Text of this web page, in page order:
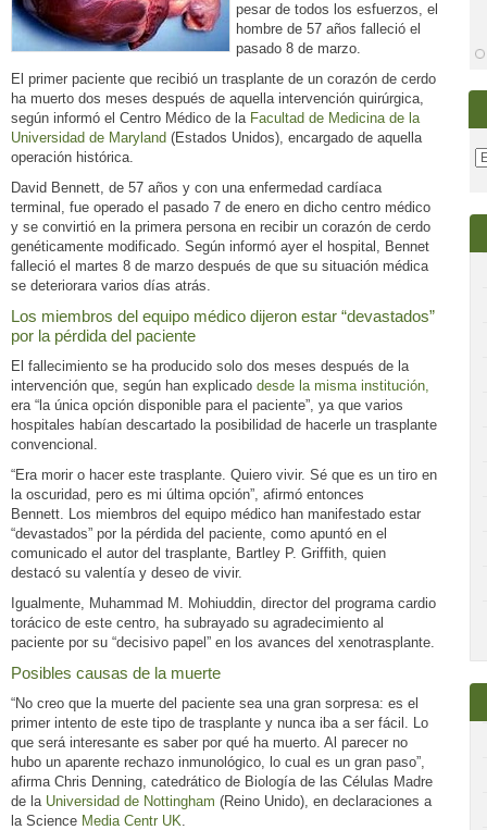
pesar de todos los esfuerzos, el
hombre de 57 años falleció el
pasado 8 de marzo.
El primer paciente que recibió un trasplante de un corazón de cerdo
ha muerto dos meses después de aquella intervención quirúrgica,
según informó el Centro Médico de la Facultad de Medicina de la
Universidad de Maryland (Estados Unidos), encargado de aquella
operación histórica.
David Bennett, de 57 años y con una enfermedad cardíaca
terminal, fue operado el pasado 7 de enero en dicho centro médico
y se convirtió en la primera persona en recibir un corazón de cerdo
genéticamente modificado. Según informó ayer el hospital, Bennet
falleció el martes 8 de marzo después de que su situación médica
se deteriorara varios días atrás.
Los miembros del equipo médico dijeron estar “devastados”
por la pérdida del paciente
El fallecimiento se ha producido solo dos meses después de la
intervención que, según han explicado desde la misma institución,
era “la única opción disponible para el paciente”, ya que varios
hospitales habían descartado la posibilidad de hacerle un trasplante
convencional.
“Era morir o hacer este trasplante. Quiero vivir. Sé que es un tiro en
la oscuridad, pero es mi última opción”, afirmó entonces
Bennett. Los miembros del equipo médico han manifestado estar
“devastados” por la pérdida del paciente, como apuntó en el
comunicado el autor del trasplante, Bartley P. Griffith, quien
destacó su valentía y deseo de vivir.
Igualmente, Muhammad M. Mohiuddin, director del programa cardio
torácico de este centro, ha subrayado su agradecimiento al
paciente por su “decisivo papel” en los avances del xenotrasplante.
Posibles causas de la muerte
“No creo que la muerte del paciente sea una gran sorpresa: es el
primer intento de este tipo de trasplante y nunca iba a ser fácil. Lo
que será interesante es saber por qué ha muerto. Al parecer no
hubo un aparente rechazo inmunológico, lo cual es un gran paso”,
afirma Chris Denning, catedrático de Biología de las Células Madre
de la Universidad de Nottingham (Reino Unido), en declaraciones a
la Science Media Centr UK.